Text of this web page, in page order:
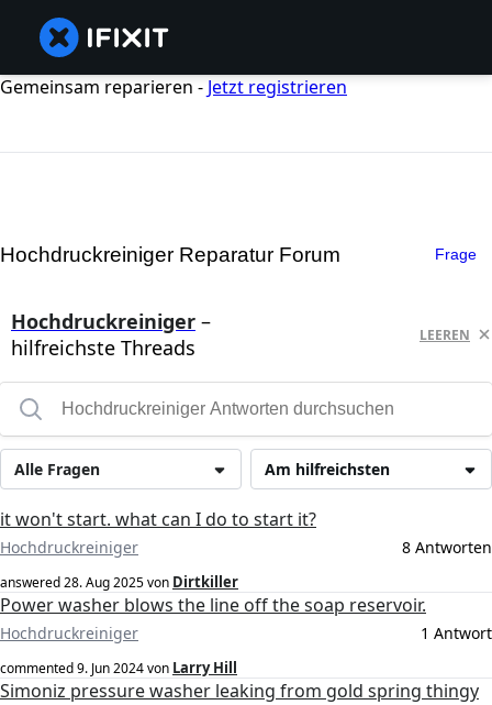
Gemeinsam reparieren - Jetzt registrieren
Hochdruckreiniger Reparatur Forum Frage
Hochdruckreiniger –
hilfreichste Threads
LEEREN
Am hilfreichsten
Alle Fragen
it won't start. what can I do to start it?
Hochdruckreiniger 8 Antworten
answered28. Aug 2025von Dirtkiller
Power washer blows the line off the soap reservoir.
Hochdruckreiniger 1 Antwort
commented9. Jun 2024von Larry Hill
Simoniz pressure washer leaking from gold spring thingy